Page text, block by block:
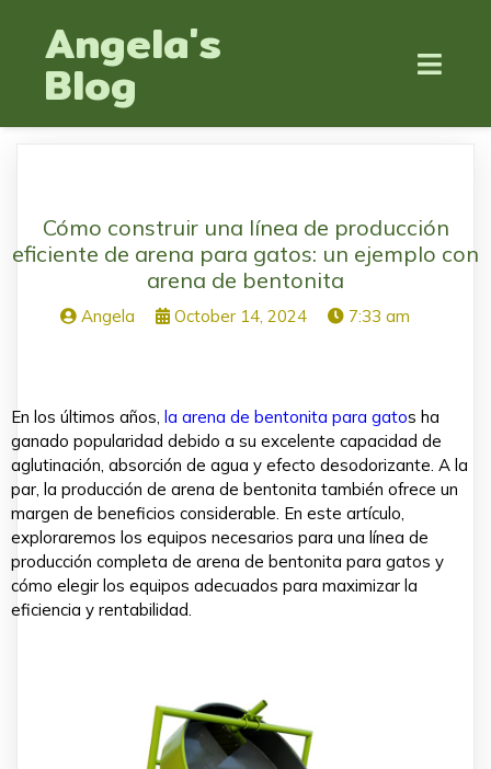
Angela's
Blog
Cómo construir una línea de producción
eficiente de arena para gatos: un ejemplo con
arena de bentonita
Angela October 14, 2024 7:33 am
En los últimos años, la arena de bentonita para gatos ha
ganado popularidad debido a su excelente capacidad de
aglutinación, absorción de agua y efecto desodorizante. A la
par, la producción de arena de bentonita también ofrece un
margen de beneficios considerable. En este artículo,
exploraremos los equipos necesarios para una línea de
producción completa de arena de bentonita para gatos y
cómo elegir los equipos adecuados para maximizar la
eficiencia y rentabilidad.